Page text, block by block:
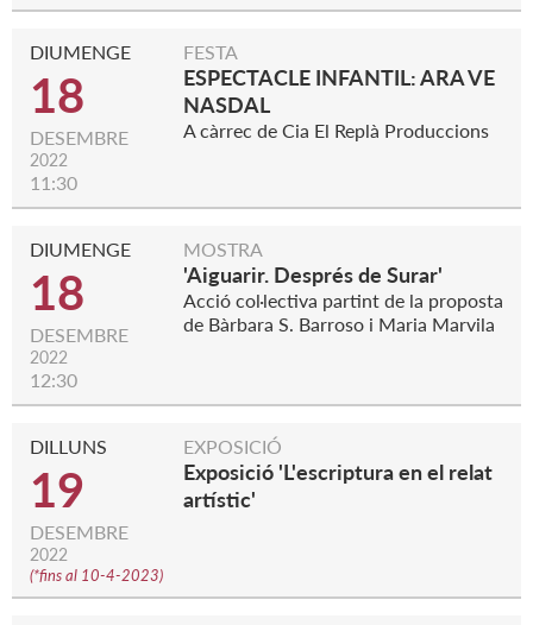
DIUMENGE
18
DESEMBRE
2022
11:30
FESTA
ESPECTACLE INFANTIL: ARA VE
NASDAL
A càrrec de Cia El Replà Produccions
DIUMENGE
18
DESEMBRE
2022
12:30
MOSTRA
'Aiguarir. Després de Surar'
Acció col·lectiva partint de la proposta
de Bàrbara S. Barroso i Maria Marvila
DILLUNS
19
DESEMBRE
2022
(*fins al 10-4-2023)
EXPOSICIÓ
Exposició 'L'escriptura en el relat
artístic'